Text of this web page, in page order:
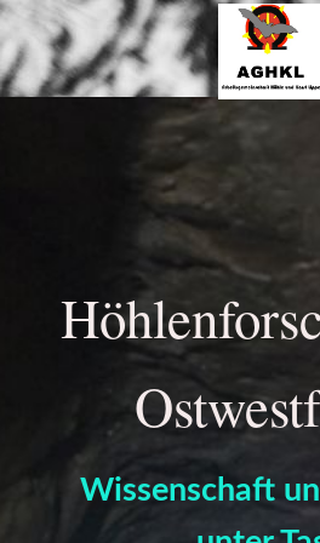
Ostwes
Wissenschaft